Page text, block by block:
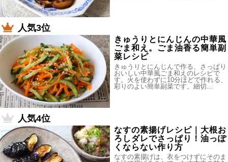
人気3位
きゅうりとにんじんの中華風
ごま和え。ごま油香る簡単副
菜レシピ
きゅうりとにんじんで作る、さっぱり
おいしい中華風ごま和えのレシピで
す。火を使わずに10分ほどで作れる、
彩りのよい簡単副菜です。細切…
人気4位
なすの素揚げレシピ｜大根お
ろしダレでさっぱり！油っぽ
くならない作り方
なすの素揚げは、衣をつけずにそのま